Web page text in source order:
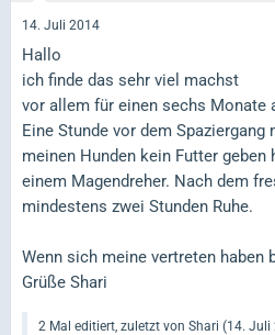
14. Juli 2014
Hallo
ich finde das sehr viel machst
vor allem für einen sechs Monate
Eine Stunde vor dem
meinen Hunden kein Futter
einem Magendreher. Nach dem
mindestens zwei Stunden Ruhe.
Wenn sich meine vertreten haben
Grüße Shari
2 Mal editiert, zuletzt von Shari (14. Juli